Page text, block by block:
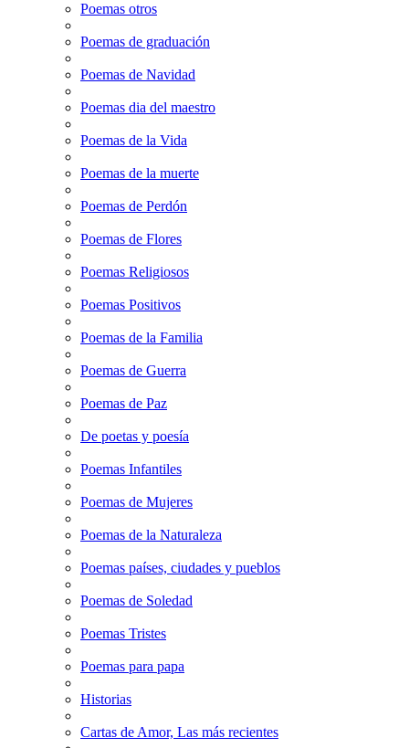
Poemas otros
Poemas de graduación
Poemas de Navidad
Poemas dia del maestro
Poemas de la Vida
Poemas de la muerte
Poemas de Perdón
Poemas de Flores
Poemas Religiosos
Poemas Positivos
Poemas de la Familia
Poemas de Guerra
Poemas de Paz
De poetas y poesía
Poemas Infantiles
Poemas de Mujeres
Poemas de la Naturaleza
Poemas países, ciudades y pueblos
Poemas de Soledad
Poemas Tristes
Poemas para papa
Historias
Cartas de Amor, Las más recientes